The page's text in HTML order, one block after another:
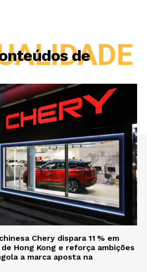
de
Chery dispara 11 % em
Hong Kong e reforça ambições
a marca aposta na